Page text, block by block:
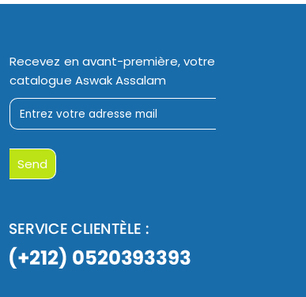
Recevez en avant-première, votre
catalogue Aswak Assalam